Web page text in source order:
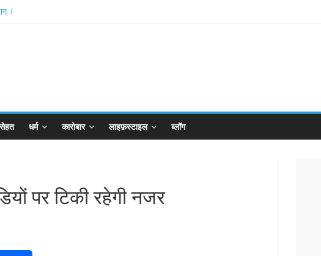
.!
सेहत धर्म कारोबार लाइफ़स्टाइल ब्लॉग
पर टिकी रहेगी नजर